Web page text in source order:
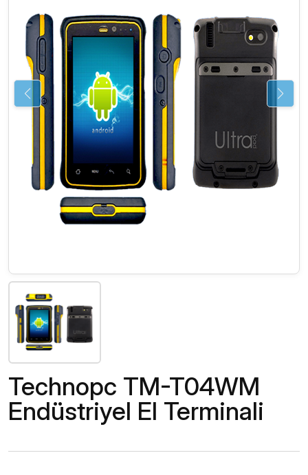
Technopc TM-T04WM
Endüstriyel El Terminali